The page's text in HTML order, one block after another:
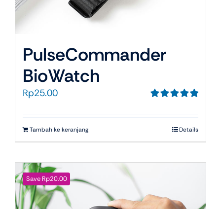
PulseCommander
BioWatch
Rp25.00
Tambah ke keranjang Details
Save Rp20.00